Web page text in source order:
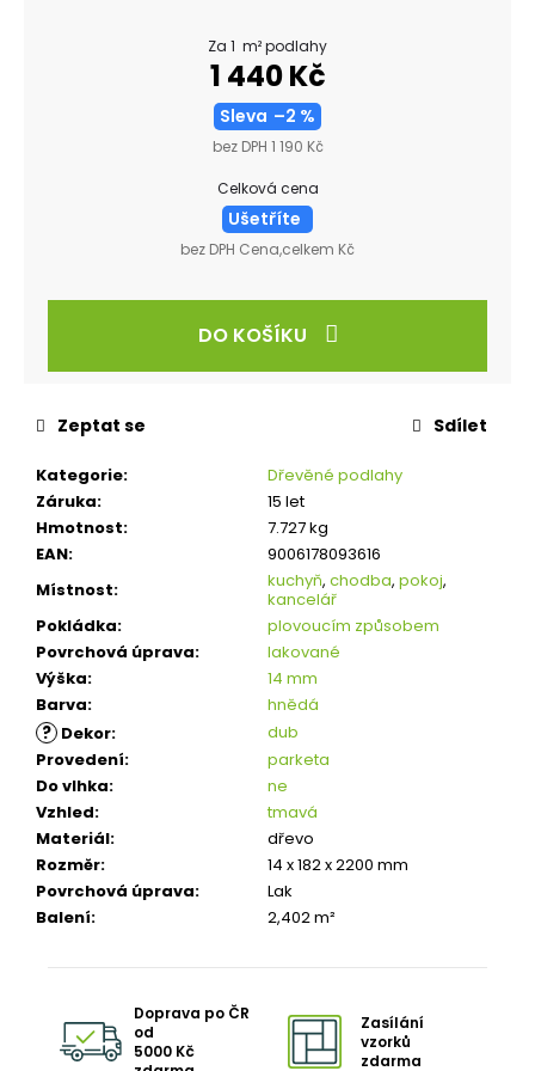
Za 1 m² podlahy
1 440 Kč
Sleva –2 %
bez DPH 1 190 Kč
Celková cena
Ušetříte
bez DPH Cena,celkem Kč
DO KOŠÍKU
Kategorie:
Dřevěné podlahy
Záruka:
15 let
Hmotnost:
7.727 kg
EAN:
9006178093616
Místnost: kuchyň, chodba, pokoj,
kancelář
Pokládka:
plovoucím způsobem
Povrchová úprava:
lakované
Výška:
14 mm
Barva: hnědá
? Dekor:
dub
Provedení:
parketa
Do vlhka:
ne
Vzhled:
tmavá
Materiál:
dřevo
Rozměr:
14 x 182 x 2200 mm
Povrchová úprava:
Lak
Balení: 2,402 m²
Zeptat se Sdílet
Doprava po ČR
od
5000 Kč
Zasílání
vzorků
zdarma